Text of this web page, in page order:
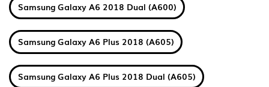
Samsung Galaxy A6 2018 Dual (A600)
Samsung Galaxy A6 Plus 2018 (A605)
Samsung Galaxy A6 Plus 2018 Dual (A605)